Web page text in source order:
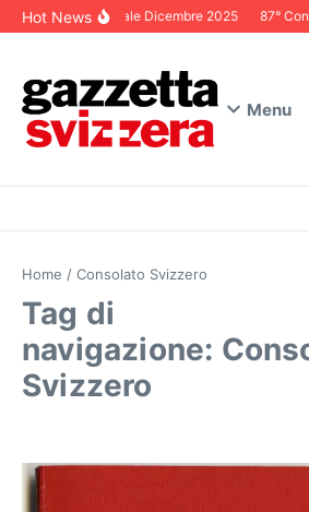
Salta al contenuto
Hot NewsEditoriale Dicembre 2025 87°
Menu
Home / Consolato Svizzero
Tag di
navigazione:
Svizzero